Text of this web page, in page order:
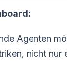
Agenten
nicht nur